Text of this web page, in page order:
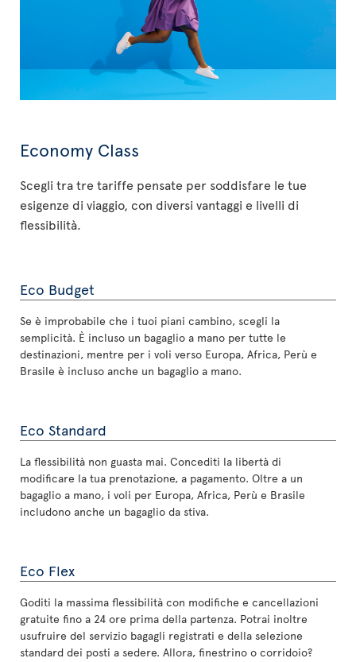
Economy Class
Scegli tra tre tariffe pensate per soddisfare le tue
esigenze di viaggio, con diversi vantaggi e livelli di
flessibilità.
Eco Budget
Se è improbabile che i tuoi piani cambino, scegli la
semplicità. È incluso un bagaglio a mano per tutte le
destinazioni, mentre per i voli verso Europa, Africa, Perù e
Brasile è incluso anche un bagaglio a mano.
Eco Standard
La flessibilità non guasta mai. Concediti la libertà di
modificare la tua prenotazione, a pagamento. Oltre a un
bagaglio a mano, i voli per Europa, Africa, Perù e Brasile
includono anche un bagaglio da stiva.
Eco Flex
Goditi la massima flessibilità con modifiche e cancellazioni
gratuite fino a 24 ore prima della partenza. Potrai inoltre
usufruire del servizio bagagli registrati e della selezione
standard dei posti a sedere. Allora, finestrino o corridoio?